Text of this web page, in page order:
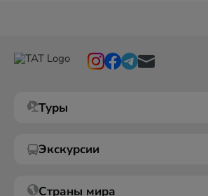
Туры
Экскурсии
Страны мира